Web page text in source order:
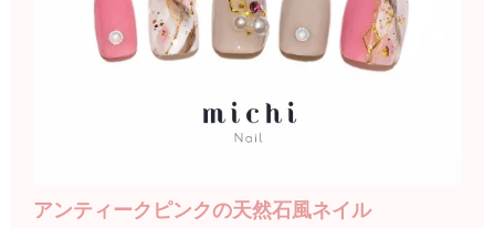
アンティークピンクの天然石風ネイル